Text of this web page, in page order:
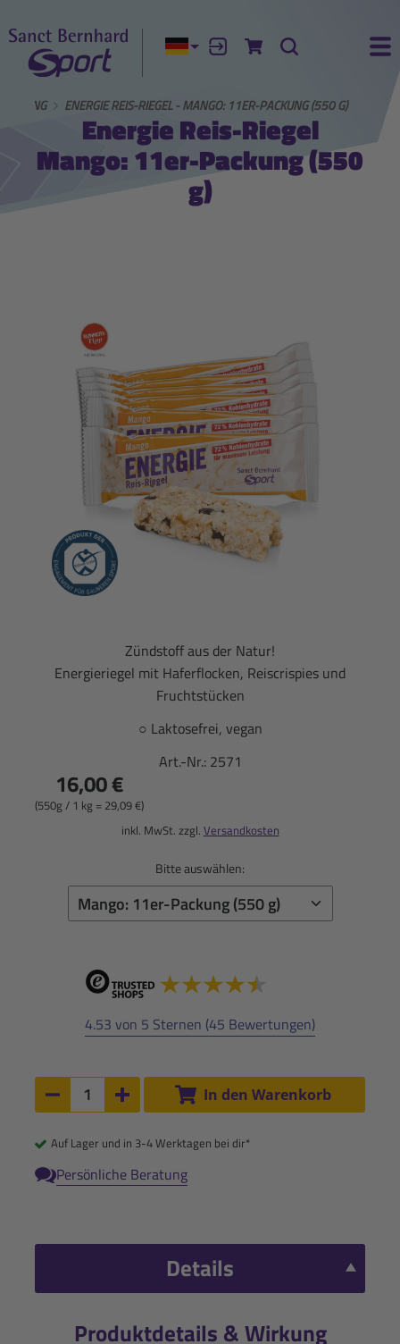
Aktuelle Sprache:
AnmeldenZum Warenkorb
Suche
ENERGIE REIS-RIEGEL - MANGO: 11ER-PACKUNG (550 G)
Energie Reis-Riegel
Mango: 11er-Packung (550
g)
Zündstoff aus der Natur!
Energieriegel mit Haferflocken, Reiscrispies und
Fruchtstücken
○ Laktosefrei, vegan
Art.-Nr.: 2571
16,00 €
(550g / 1 kg = 29,09 €)
inkl. MwSt. zzgl. Versandkosten
Bitte auswählen:
4.53 von 5 Sternen (45 Bewertungen)
Anzahl:
Anzahl um 1 verringern
Anzahl um 1 erhöhen
In den Warenkorb
Auf Lager und in 3-4 Werktagen bei dir*
Persönliche Beratung
Details
Produktdetails & Wirkung